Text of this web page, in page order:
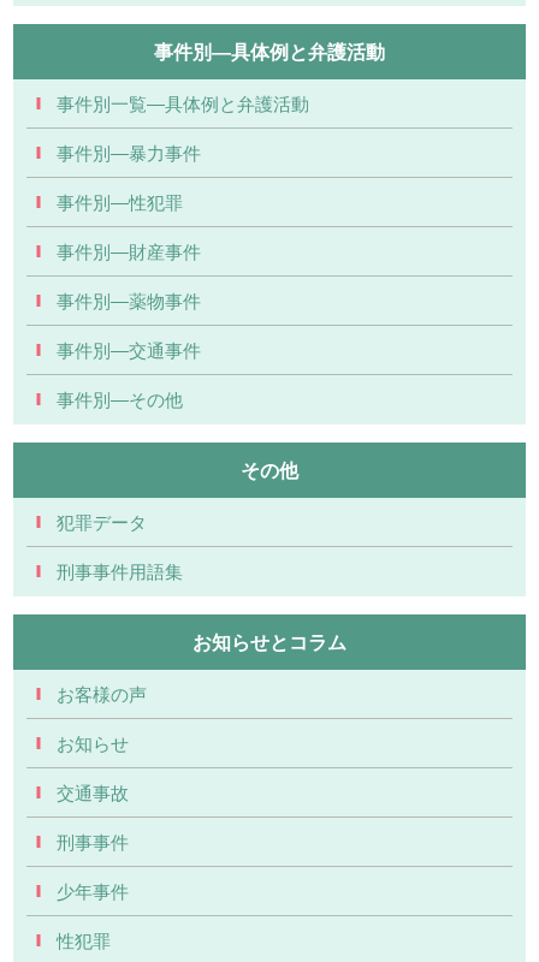
事件別―具体例と弁護活動
事件別一覧―具体例と弁護活動
事件別―暴力事件
事件別―性犯罪
事件別―財産事件
事件別―薬物事件
事件別―交通事件
事件別―その他
その他
犯罪データ
刑事事件用語集
お知らせとコラム
お客様の声
お知らせ
交通事故
刑事事件
少年事件
性犯罪